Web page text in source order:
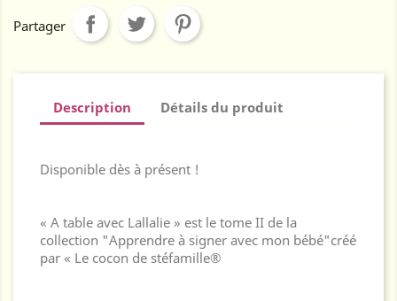
Partager
Description Détails du produit
Disponible dès à présent !
« A table avec Lallalie » est le tome II de la
collection "Apprendre à signer avec mon bébé"créé
par « Le cocon de stéfamille®